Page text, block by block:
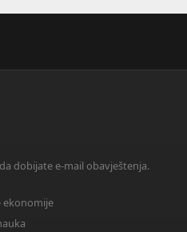
dobijate e-mail obavještenja.
ekonomije